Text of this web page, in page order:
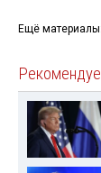
Ещё материалы: